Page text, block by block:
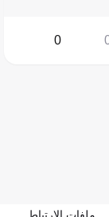
0
ملفات الارتباط